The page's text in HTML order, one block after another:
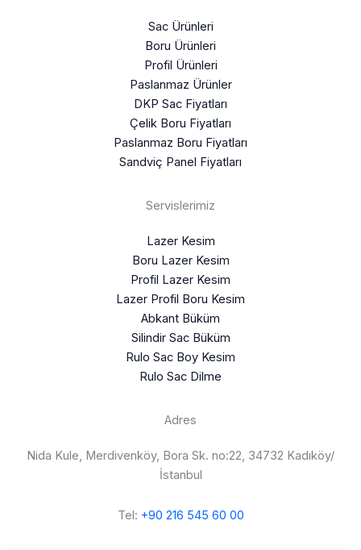
Sac Ürünleri
Boru Ürünleri
Profil Ürünleri
Paslanmaz Ürünler
DKP Sac Fiyatları
Çelik Boru Fiyatları
Paslanmaz Boru Fiyatları
Sandviç Panel Fiyatları
Servislerimiz
Lazer Kesim
Boru Lazer Kesim
Profil Lazer Kesim
Lazer Profil Boru Kesim
Abkant Büküm
Silindir Sac Büküm
Rulo Sac Boy Kesim
Rulo Sac Dilme
Adres
Nida Kule, Merdivenköy, Bora Sk. no:22, 34732 Kadıköy/
İstanbul
Tel: +90 216 545 60 00